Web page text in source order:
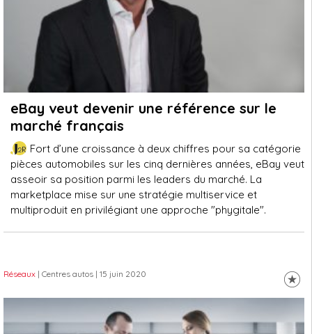
eBay veut devenir une référence sur le
marché français
Fort d’une croissance à deux chiffres pour sa catégorie
pièces automobiles sur les cinq dernières années, eBay veut
asseoir sa position parmi les leaders du marché. La
marketplace mise sur une stratégie multiservice et
multiproduit en privilégiant une approche "phygitale".
Réseaux | Centres autos | 15 juin 2020